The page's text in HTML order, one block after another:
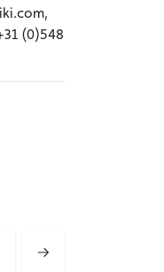
(0)548